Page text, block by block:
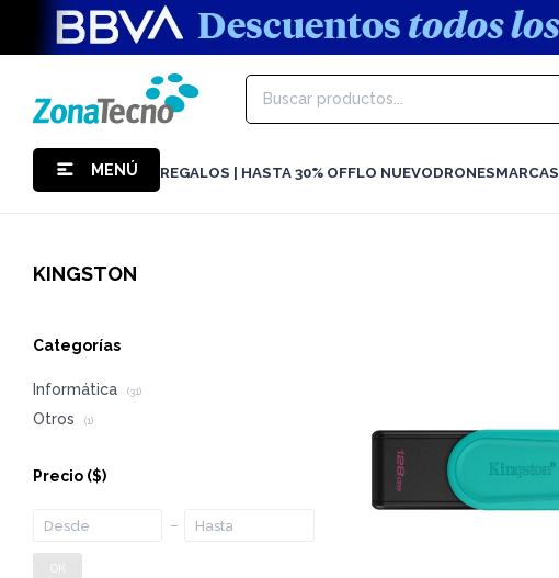
MENÚ REGALOS | HASTA 30% OFFLO NUEVODRONESMARCAS
KINGSTON
Categorías
Informática (31)
Otros (1)
Precio ($)
OK